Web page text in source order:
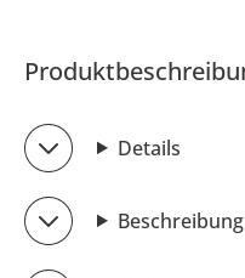
Details
Beschreibung